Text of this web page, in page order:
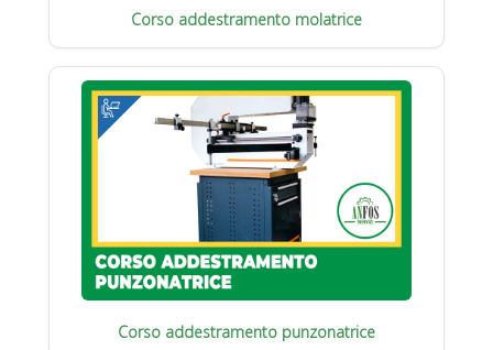
Corso addestramento molatrice
Corso addestramento punzonatrice